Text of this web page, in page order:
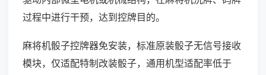
过程中进行干预，达到控牌目的。
麻将机骰子控牌器免安装，标准原装骰子无信号接收
模块，仅适配特制改装骰子，通用机型适配率低于